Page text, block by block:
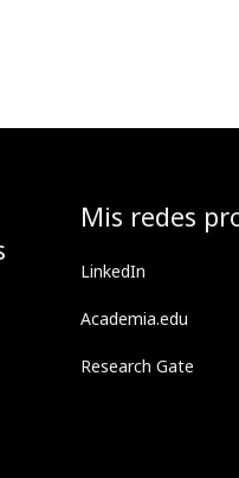
Mis redes
LinkedIn
Academia.edu
Research Gate